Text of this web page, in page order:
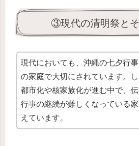
③現代の清明祭と
現代においても、沖縄の七夕行事
の家庭で大切にされています。し
都市化や核家族化が進む中で、
行事の継続が難しくなっている
えています。